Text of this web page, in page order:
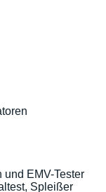
EMV-Tester
Spleißer